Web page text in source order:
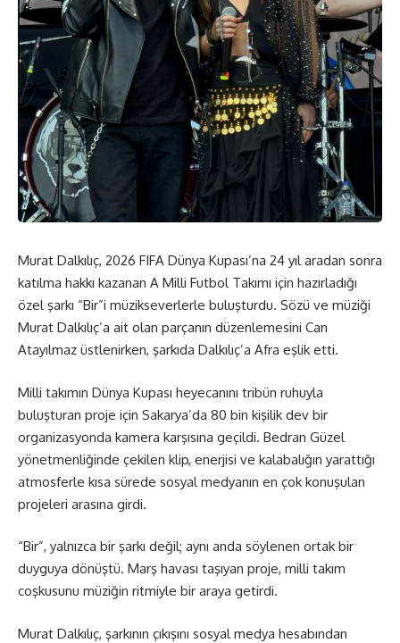
Murat Dalkılıç, 2026 FIFA Dünya Kupası’na 24 yıl aradan sonra
katılma hakkı kazanan A Milli Futbol Takımı için hazırladığı
özel şarkı “Bir”i müzikseverlerle buluşturdu. Sözü ve müziği
Murat Dalkılıç’a ait olan parçanın düzenlemesini Can
Atayılmaz üstlenirken, şarkıda Dalkılıç’a Afra eşlik etti.
Milli takımın Dünya Kupası heyecanını tribün ruhuyla
buluşturan proje için Sakarya’da 80 bin kişilik dev bir
organizasyonda kamera karşısına geçildi. Bedran Güzel
yönetmenliğinde çekilen klip, enerjisi ve kalabalığın yarattığı
atmosferle kısa sürede sosyal medyanın en çok konuşulan
projeleri arasına girdi.
“Bir”, yalnızca bir şarkı değil; aynı anda söylenen ortak bir
duyguya dönüştü. Marş havası taşıyan proje, milli takım
coşkusunu müziğin ritmiyle bir araya getirdi.
Murat Dalkılıç, şarkının çıkışını sosyal medya hesabından